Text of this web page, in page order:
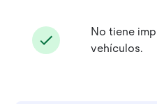
No tiene
vehículos.